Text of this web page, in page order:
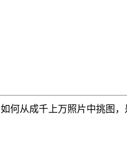
何从成千上万照片中挑图